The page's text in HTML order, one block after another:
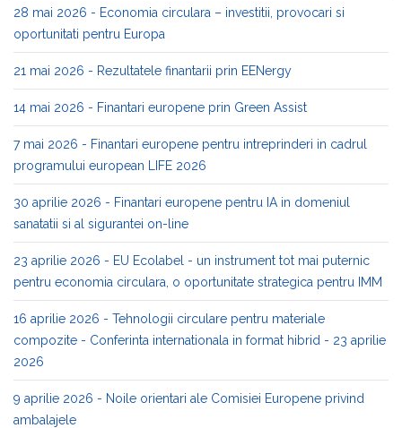
28 mai 2026 - Economia circulara – investitii, provocari si
oportunitati pentru Europa
21 mai 2026 - Rezultatele finantarii prin EENergy
14 mai 2026 - Finantari europene prin Green Assist
7 mai 2026 - Finantari europene pentru intreprinderi in cadrul
programului european LIFE 2026
30 aprilie 2026 - Finantari europene pentru IA in domeniul
sanatatii si al sigurantei on-line
23 aprilie 2026 - EU Ecolabel - un instrument tot mai puternic
pentru economia circulara, o oportunitate strategica pentru IMM
16 aprilie 2026 - Tehnologii circulare pentru materiale
compozite - Conferinta internationala in format hibrid - 23 aprilie
2026
9 aprilie 2026 - Noile orientari ale Comisiei Europene privind
ambalajele